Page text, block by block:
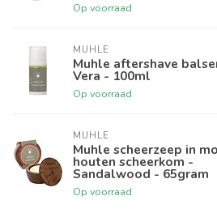
Op voorraad
MUHLE
Muhle aftershave
Vera - 100ml
Op voorraad
MUHLE
Muhle scheerzeep in
houten scheerkom -
Sandalwood - 65gram
Op voorraad